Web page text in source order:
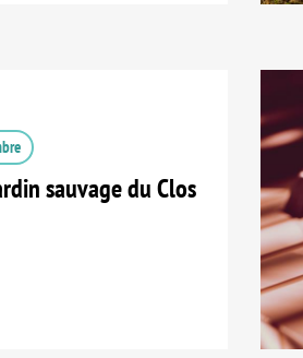
sauvage du Clos